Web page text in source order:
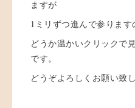
ますが
1ミリずつ進んで参ります
どうか温かいクリックで
です。
どうぞよろしくお願い致し